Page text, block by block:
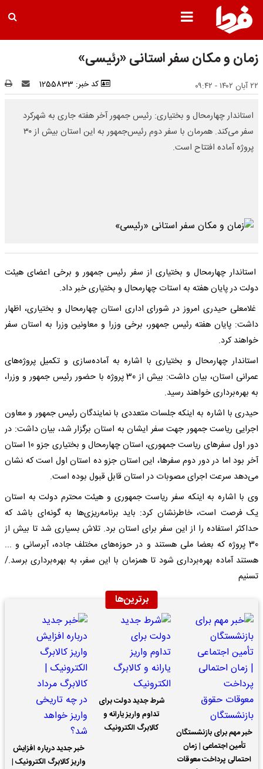
زمان و مکان سفر استانی «رئیسی»
۲۲ آبان ۱۴۰۲ - ۰۹:۴۲ کد خبر: 1255833
استاندار چهارمحال و بختیاری: رئیس جمهور آخر هفته جاری به شهرکرد
سفر می‌کند. همرمان با سفر دوم رئیس‌جمهور به این استان بیش از ۳۰
پروژه آماده افتتاح است.
استاندار چهارمحال و بختیاری از سفر رئیس‌ جمهور و برخی اعضای هیئت
‌دولت در پایان هفته به استات چهارمحال و بختیاری خبر داد.
غلامعلی حیدری امروز در شورای اداری استان چهارمحال و بختیاری، اظهار
داشت: پایان هفته رئیس‌ جمهور، برخی وزرا و معاونین وزرا به استان سفر
خواهند کرد.
استاندار چهارمحال و بختیاری با اشاره به آماده‌سازی و تکمیل پروژه‌های
عمرانی استان، بیان داشت: بیش از 30 پروژه با حضور رئیس جمهور و وزرا،
به بهره‌برداری خواهند رسید.
حیدری با اشاره به اینکه جلسات متعددی با نمایندگان رئیس جمهور و معاون
اجرایی ریاست جمهور جهت سفر ایشان به استان برگزار شد، بیان داشت: در
دور اول سفرهای ریاست جمهوری، استان چهارمحال و بختیاری جزو 10 استان
آخر بود اما در دور دوم سفرها، این استان جزو ده استان اول است که نشان
می‌دهد سرعت اجرای مصوبات در استان قابل قبول بوده است.
وی با اشاره به اینکه سفر ریاست جمهوری و هیئت محترم دولت به استان
یک فرصت است، خاطرنشان کرد: باید برنامه‌ریزی‌ها به گونه‌ای باشد که
حداکثر استفاده را از این سفر برای استان برد. تلاش بسیاری شد تا بیش از
30 پروژه که بعضا ملی هستند و در حوزه‌های مختلف جاده، آبرسانی و ...
هستند آماده بهره‌برداری شود تا همزمان با این سفر، به بهره‌برداری برسد./
تسنیم
برترین‌ها
خبر مهم برای بازنشستگان
تأمین اجتماعی | زمان
احتمالی پرداخت معوقات
شرط جدید دولت برای
تداوم واریز یارانه و
کالابرگ الکترونیک
خبر جدید درباره افزایش
واریز کالابرگ الکترونیک |